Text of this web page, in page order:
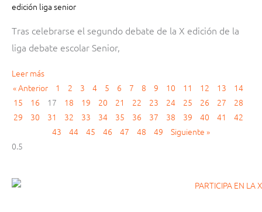
edición liga senior
Tras celebrarse el segundo debate de la X edición de la
liga debate escolar Senior,
Leer más
« Anterior
1 2 3 4 5 6 7 8 9 10 11 12 13
14
15
16 17 18 19 20 21 22 23 24 25 26 27
28
29
30 31 32 33 34 35 36 37 38 39 40 41
42
43
44 45 46 47 48 49 Siguiente »